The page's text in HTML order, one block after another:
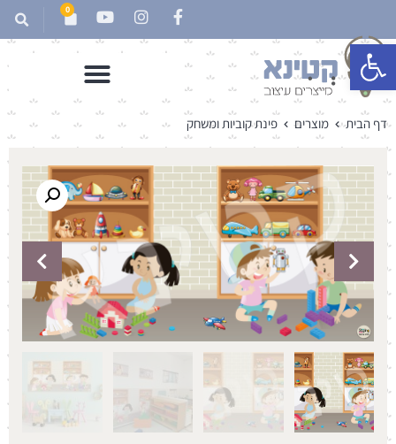
פתח סרגל נגישות
0
דף הבית מוצרים פינת קוביות ומשחק